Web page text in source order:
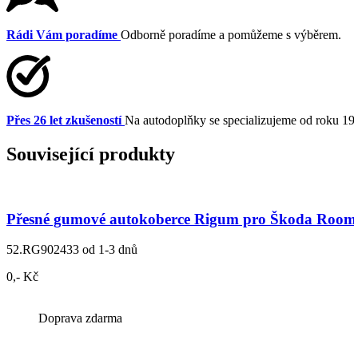
Rádi Vám poradíme Odborně poradíme a pomůžeme s výběrem.
Přes 26 let zkušeností Na autodoplňky se specializujeme od roku
Související produkty
Přesné gumové autokoberce Rigum pro Škoda
52.RG902433 od 1-3 dnů
0,- Kč
Doprava zdarma